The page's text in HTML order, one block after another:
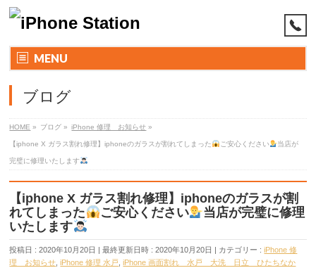
MENU
ブログ
HOME » ブログ » iPhone 修理 お知らせ »
【iphone X ガラス割れ修理】iphoneのガラスが割れてしまった ご安心ください 当店が
完璧に修理いたします
【iphone X ガラス割れ修理】iphoneのガラスが割
れてしまった
ご安心ください
当店が完璧に修理
いたします
投稿日 : 2020年10月20日 最終更新日時 : 2020年10月20日 カテゴリー :iPhone 修
理 お知らせ,iPhone 修理 水戸,iPhone 画面割れ 水戸 大洗 日立 ひたちなか